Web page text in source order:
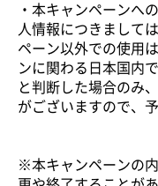
・本キャンペーンへ
人情報につきまして
ペーン以外での使用
ンに関わる日本国内
と判断した場合のみ
がございますので、
※本キャンペーンの